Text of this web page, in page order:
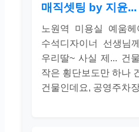
매직셋팅 by 지윤...
노원역 미용실 예움
수석디자이너 선생님
우리딸~ 사실 제... 건
작은 횡단보도만 하나
건물인데요, 공영주차